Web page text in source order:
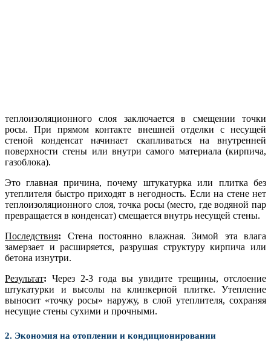
теплоизоляционного слоя заключается в смещении точки
росы. При прямом контакте внешней отделки с несущей
стеной конденсат начинает скапливаться на внутренней
поверхности стены или внутри самого материала (кирпича,
газоблока).
Это главная причина, почему штукатурка или плитка без
утеплителя быстро приходят в негодность. Если на стене нет
теплоизоляционного слоя, точка росы (место, где водяной пар
превращается в конденсат) смещается внутрь несущей стены.
Последствия: Стена постоянно влажная. Зимой эта влага
замерзает и расширяется, разрушая структуру кирпича или
бетона изнутри.
Результат: Через 2-3 года вы увидите трещины, отслоение
штукатурки и высолы на клинкерной плитке. Утепление
выносит «точку росы» наружу, в слой утеплителя, сохраняя
несущие стены сухими и прочными.
2. Экономия на отоплении и кондиционировании